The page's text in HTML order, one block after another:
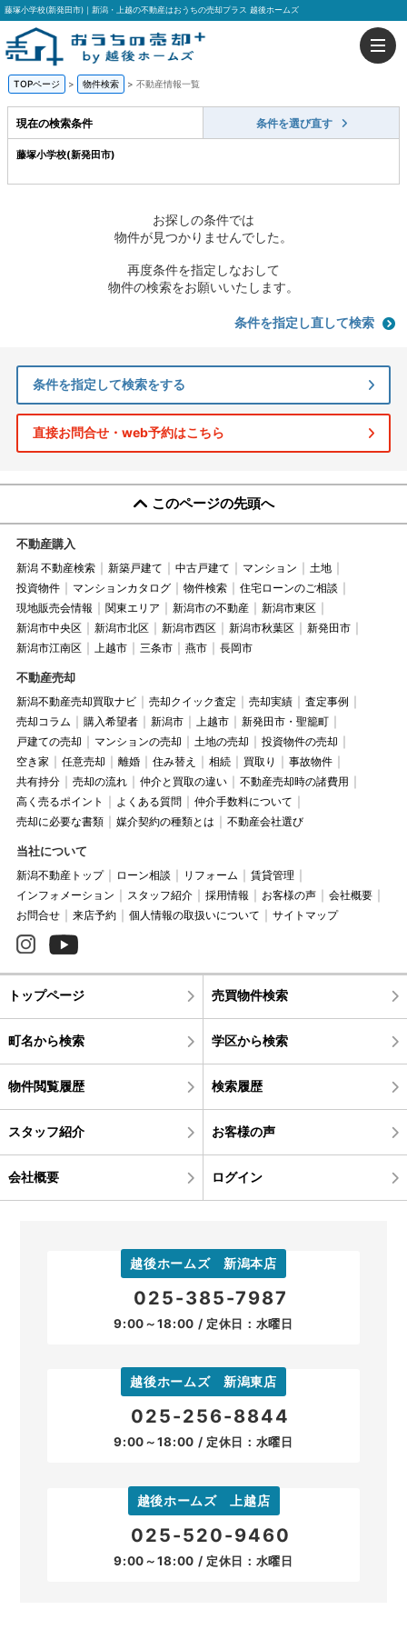
藤塚小学校(新発田市)｜新潟・上越の不動産はおうちの売却プラス 越後ホームズ
TOPページ > 物件検索 > 不動産情報一覧
現在の検索条件 条件を選び直す
藤塚小学校(新発田市)
お探しの条件では
物件が見つかりませんでした。
再度条件を指定しなおして
物件の検索をお願いいたします。
条件を指定し直して検索
条件を指定して検索をする
直接お問合せ・web予約はこちら
このページの先頭へ
不動産購入
新潟 不動産検索 新築戸建て 中古戸建て マンション
土地
投資物件
マンションカタログ 物件検索
住宅ローンのご相談
現地販売会情報
関東エリア 新潟市の不動産
新潟市東区
新潟市中央区
新潟市北区 新潟市西区 新潟市秋葉区
新発田市
新潟市江南区
上越市 三条市 燕市 長岡市
不動産売却
新潟不動産売却買取ナビ 売却クイック査定 売却実績
査定事例
売却コラム
購入希望者 新潟市 上越市
新発田市・聖籠町
戸建ての売却
マンションの売却 土地の売却
投資物件の売却
空き家
任意売却 離婚 住み替え 相続 買取り
事故物件
共有持分
売却の流れ 仲介と買取の違い
不動産売却時の諸費用
高く売るポイント
よくある質問
仲介手数料について
売却に必要な書類
媒介契約の種類とは 不動産会社選び
当社について
新潟不動産トップ ローン相談 リフォーム
賃貸管理
インフォメーション
スタッフ紹介 採用情報 お客様の声
会社概要
お問合せ
来店予約 個人情報の取扱いについて サイトマップ
トップページ 売買物件検索
町名から検索 学区から検索
物件閲覧履歴 検索履歴
スタッフ紹介 お客様の声
会社概要 ログイン
越後ホームズ 新潟本店
025-385-7987
9:00～18:00 / 定休日：水曜日
越後ホームズ 新潟東店
025-256-8844
9:00～18:00 / 定休日：水曜日
越後ホームズ 上越店
025-520-9460
9:00～18:00 / 定休日：水曜日